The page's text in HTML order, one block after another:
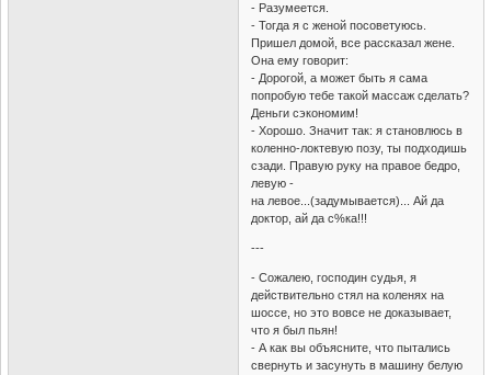
- Разумеется.
- Тогда я с женой посоветуюсь.
Пришел домой, все рассказал жене.
Она ему говорит:
- Дорогой, а может быть я сама
попробую тебе такой массаж сделать?
Деньги сэкономим!
- Хорошо. Значит так: я становлюсь в
коленно-локтевую позу, ты подходишь
сзади. Правую руку на правое бедро,
левую -
на левое...(задумывается)... Ай да
доктор, ай да с%ка!!!
---
- Сожалею, господин судья, я
действительно стял на коленях на
шоссе, но это вовсе не доказывает,
что я был пьян!
- А как вы объясните, что пытались
свернуть и засунуть в машину белую